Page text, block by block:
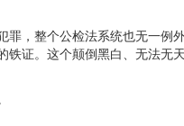
，整个公检法系统也无一例
证。这个颠倒黑白、无法无